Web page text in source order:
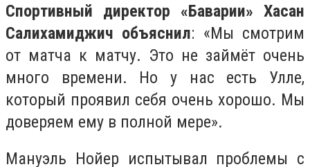
Спортивный директор «Баварии» Хасан
Салихамиджич объяснил: «Мы смотрим
от матча к матчу. Это не займёт очень
много времени. Но у нас есть Улле,
который проявил себя очень хорошо. Мы
доверяем ему в полной мере».
Мануэль Нойер испытывал проблемы с